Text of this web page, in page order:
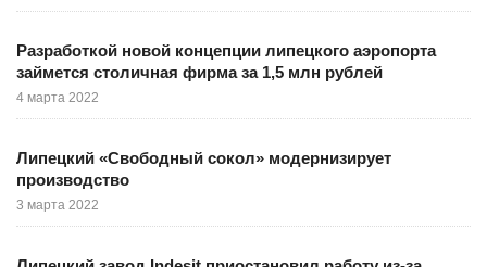
Разработкой новой концепции липецкого аэропорта
займется столичная фирма за 1,5 млн рублей
4 марта 2022
Липецкий «Свободный сокол» модернизирует
производство
3 марта 2022